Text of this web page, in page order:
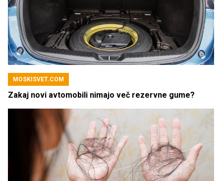
MOSKISVET.COM
Zakaj novi avtomobili nimajo več rezervne gume?